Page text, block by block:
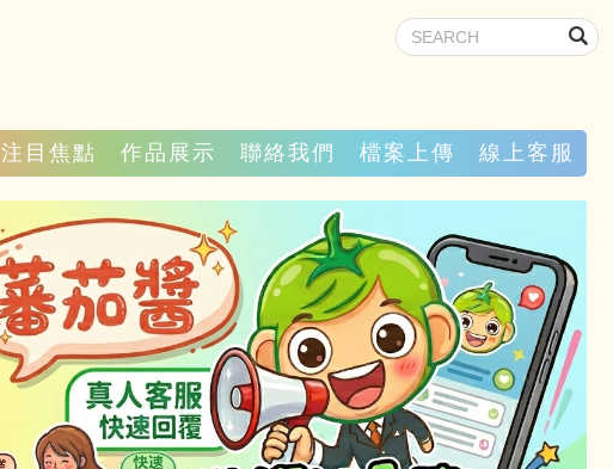
注目焦點 作品展示 聯絡我們 檔案上傳 線上客服